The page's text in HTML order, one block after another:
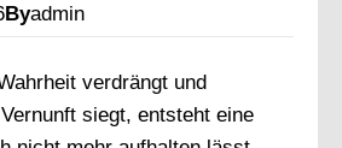
Byadmin
verdrängt und
siegt, entsteht eine